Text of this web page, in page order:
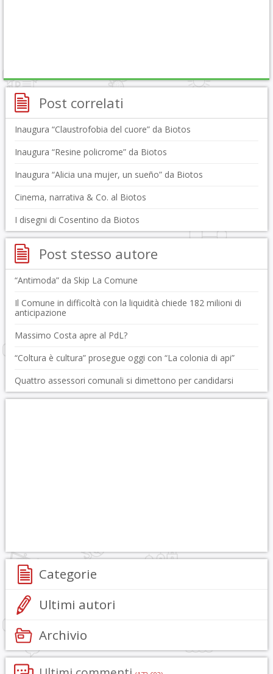
Post correlati
Inaugura “Claustrofobia del cuore” da Biotos
Inaugura “Resine policrome” da Biotos
Inaugura “Alicia una mujer, un sueño” da Biotos
Cinema, narrativa & Co. al Biotos
I disegni di Cosentino da Biotos
Post stesso autore
“Antimoda” da Skip La Comune
Il Comune in difficoltà con la liquidità chiede 182 milioni di
anticipazione
Massimo Costa apre al PdL?
“Coltura è cultura” prosegue oggi con “La colonia di api”
Quattro assessori comunali si dimettono per candidarsi
Categorie
Ultimi autori
Archivio